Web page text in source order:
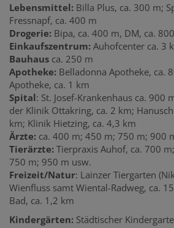
Lebensmittel: Billa Plus, ca. 300 m;
Fressnapf, ca. 400 m
Drogerie: Bipa, ca. 400 m, DM, ca.
Einkaufszentrum: Auhofcenter ca. 3
Bauhaus ca. 250 m
Apotheke: Belladonna Apotheke, ca.
Apotheke, ca. 1 km
Spital: St. Josef-Krankenhaus ca. 900
der Klinik Ottakring, ca. 2 km;
km; Klinik Hietzing, ca. 4,3 km
Ärzte: ca. 400 m; 450 m; 750 m; 900
Tierärzte: Tierpraxis Auhof, ca. 700
750 m; 950 m usw.
Freizeit/Natur: Lainzer Tiergarten
Wienfluss samt Wiental-Radweg, ca.
Bad, ca. 1,2 km
Kindergärten: Städtischer